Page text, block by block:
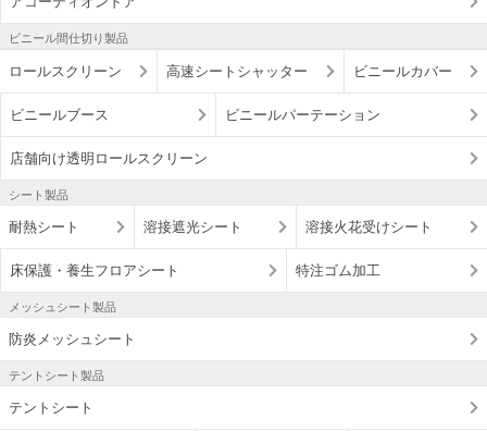
ビニール間仕切り製品
ロールスクリーン 高速シートシャッター ビニールカバー
ビニールブース ビニールパーテーション
店舗向け透明ロールスクリーン
シート製品
耐熱シート 溶接遮光シート 溶接火花受けシート
床保護・養生フロアシート 特注ゴム加工
メッシュシート製品
防炎メッシュシート
テントシート製品
テントシート